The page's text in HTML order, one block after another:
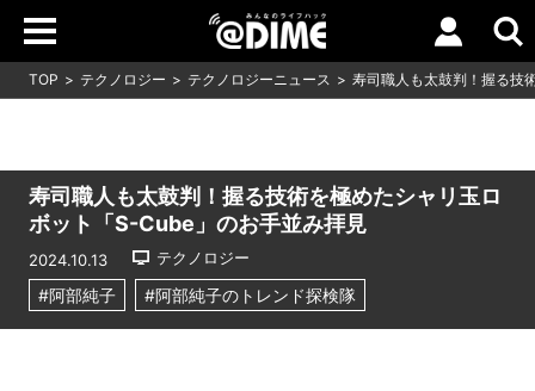
TOP テクノロジー テクノロジーニュース 寿司職人も太鼓判！握る技
寿司職人も太鼓判！握る技術を極めたシャリ玉ロ
ボット「S-Cube」のお手並み拝見
2024.10.13 テクノロジー
#阿部純子 #阿部純子のトレンド探検隊